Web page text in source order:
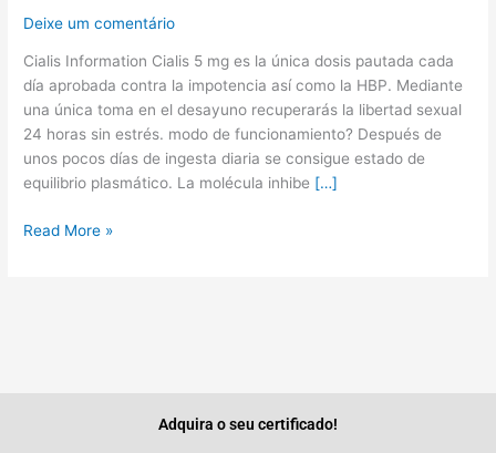
Deixe um comentário
Cialis Information Cialis 5 mg es la única dosis pautada cada
día aprobada contra la impotencia así como la HBP. Mediante
una única toma en el desayuno recuperarás la libertad sexual
24 horas sin estrés. modo de funcionamiento? Después de
unos pocos días de ingesta diaria se consigue estado de
equilibrio plasmático. La molécula inhibe […]
Effects
Men
Read More »
Adquira o seu certificado!